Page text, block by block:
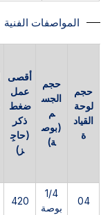
المواصفات الفنية
حجم
لوحة
القياد
ة
حجم
الجس
م
(بوص
ة)
أقصى
عمل
ضغط
ذكر
(حاجِ
ز)
04
1/4
بوصة
420